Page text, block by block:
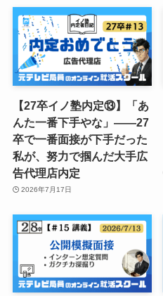
【27卒イノ塾内定⑬】「あ
んた一番下手やな」——27
卒で一番面接が下手だった
私が、努力で掴んだ大手広
告代理店内定
2026年7月17日